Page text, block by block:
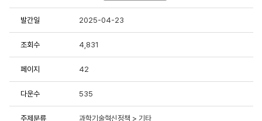
에 항상 감사드립니다.
한 연구성과물로 저작권 및 이용조건 등을 준수하여 활용해 주시
용 동의서 및 사용목적 등에 응답 부탁드립니다.
발간일 2025-04-23
조회수 4,831
페이지 42
다운수 535
주제분류
과학기술혁신정책 > 기타